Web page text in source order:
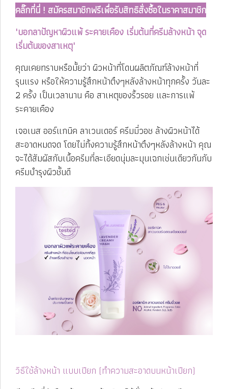
คลิ๊กที่นี่ ! สมัครสมาชิกฟรีเพื่อรับสิทธิสั่งซื้อในราคาสมาชิก
"บอกลาปัญหาผิวแพ้ ระคายเคือง เริ่มต้นที่ครีมล้างหน้า จุด
เริ่มต้นของสาเหตุ"
คุณเคยทราบหรือมั้ยว่า ผิวหน้าที่โดนผลิตภัณฑ์ล้างหน้าที่
รุนแรง หรือให้ความรู้สึกหน้าตึงๆหลังล้างหน้าทุกครั้ง วันละ
2 ครั้ง เป็นเวลานาน คือ สาเหตุของริ้วรอย และการแพ้
ระคายเคือง
เจอเนส ออร์แกนิค ลาเวนเดอร์ ครีมมี่วอช ล้างผิวหน้าได้
สะอาดหมดจด โดยไม่ทิ้งความรู้สึกหน้าตึงๆหลังล้างหน้า คุณ
จะได้สัมผัสกับเนื้อครีมที่ละเอียดนุ่มละมุนเฉกเช่นเดียวกันกับ
ครีมบำรุงผิวชั้นดี
วิธีใช้ล้างหน้า แบบเปียก (ทำความสะอาดบนหน้าเปียก)